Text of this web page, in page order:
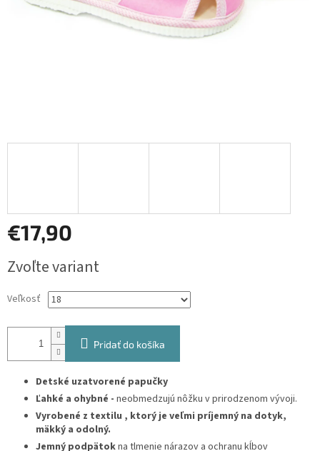
€17,90
cena:
Zvoľte variant
Veľkosť
Pridať do košíka
Detské uzatvorené papučky
Ľahké a ohybné - neobmedzujú nôžku v prirodzenom vývoji.
Vyrobené z textilu , ktorý je veľmi príjemný na dotyk,
mäkký a odolný.
Jemný podpätokna tlmenie nárazov a ochranu kĺbov